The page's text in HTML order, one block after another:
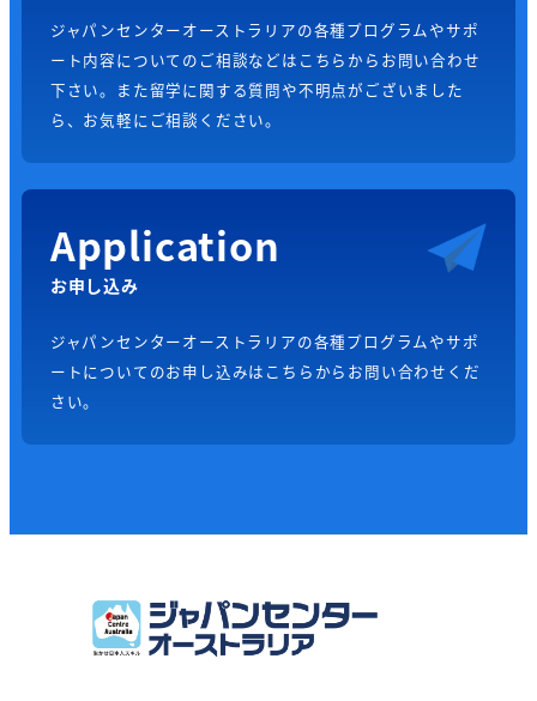
ジャパンセンターオーストラリアの各種プログラムやサポ
ート内容についてのご相談などはこちらからお問い合わせ
下さい。また留学に関する質問や不明点がございました
ら、お気軽にご相談ください。
Application
お申し込み
ジャパンセンターオーストラリアの各種プログラムやサポ
ートについてのお申し込みはこちらからお問い合わせくだ
さい。